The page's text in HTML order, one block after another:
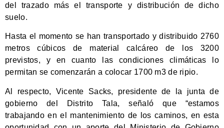
del trazado más el transporte y distribución de dicho
suelo.
Hasta el momento se han transportado y distribuido 2760
metros cúbicos de material calcáreo de los 3200
previstos, y en cuanto las condiciones climáticas lo
permitan se comenzarán a colocar 1700 m3 de ripio.
Al respecto, Vicente Sacks, presidente de la junta de
gobierno del Distrito Tala, señaló que “estamos
trabajando en el mantenimiento de los caminos, en esta